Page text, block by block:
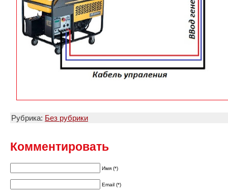
Рубрика: Без рубрики
Комментировать
Имя (*)
Email (*)